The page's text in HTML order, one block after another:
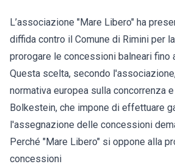
L’associazione "Mare Libero" ha
diffida contro il Comune di Rimini per
prorogare le concessioni balneari fino
Questa scelta, secondo
normativa europea sulla concorrenza
Bolkestein, che impone di effettuare
l'assegnazione delle concessioni
Perché "Mare Libero" si oppone alla
concessioni